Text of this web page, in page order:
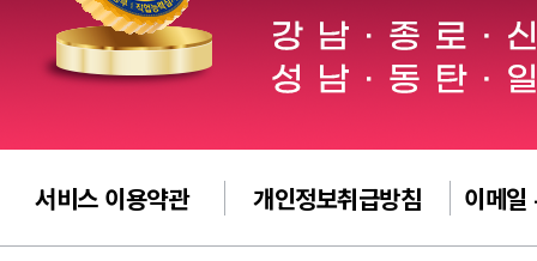
서비스 이용약관 개인정보취급방침 이메일